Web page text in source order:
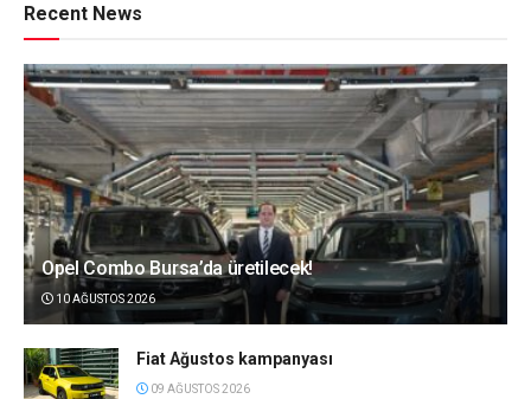
Recent News
Opel Combo Bursa’da üretilecek!
10 AĞUSTOS 2026
Fiat Ağustos kampanyası
09 AĞUSTOS 2026